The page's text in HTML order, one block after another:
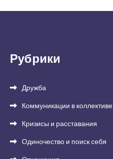
Рубрики
Дружба
Коммуникации в коллективе
Кризисы и расставания
Одиночество и поиск себя